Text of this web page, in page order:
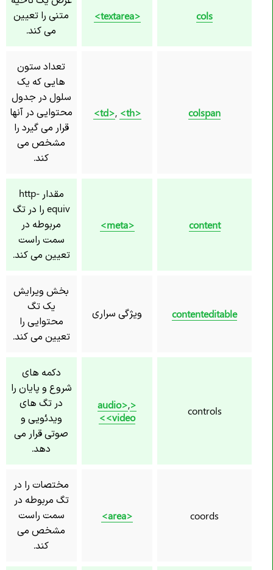
cols
<textarea>
متنی را تعیین
می کند.
colspan
<td>
, <th>
تعداد ستون
هایی که یک
سلول در جدول
محتوایی در آنها
قرار می گیرد را
مشخص می
کند.
content
<meta>
مقدار http-
equiv را در تگ
مربوطه در
سمت راست
تعیین می کند.
contenteditable ویژگی سراری
بخش ویرایش
یک تگ
محتوایی را
تعیین می کند.
controls
<audio>
,
<video>
دکمه های
شروع و پایان را
در تگ های
ویدئویی و
صوتی قرار می
دهد.
coords
<area>
مختصات را در
تگ مربوطه در
سمت راست
مشخص می
کند.